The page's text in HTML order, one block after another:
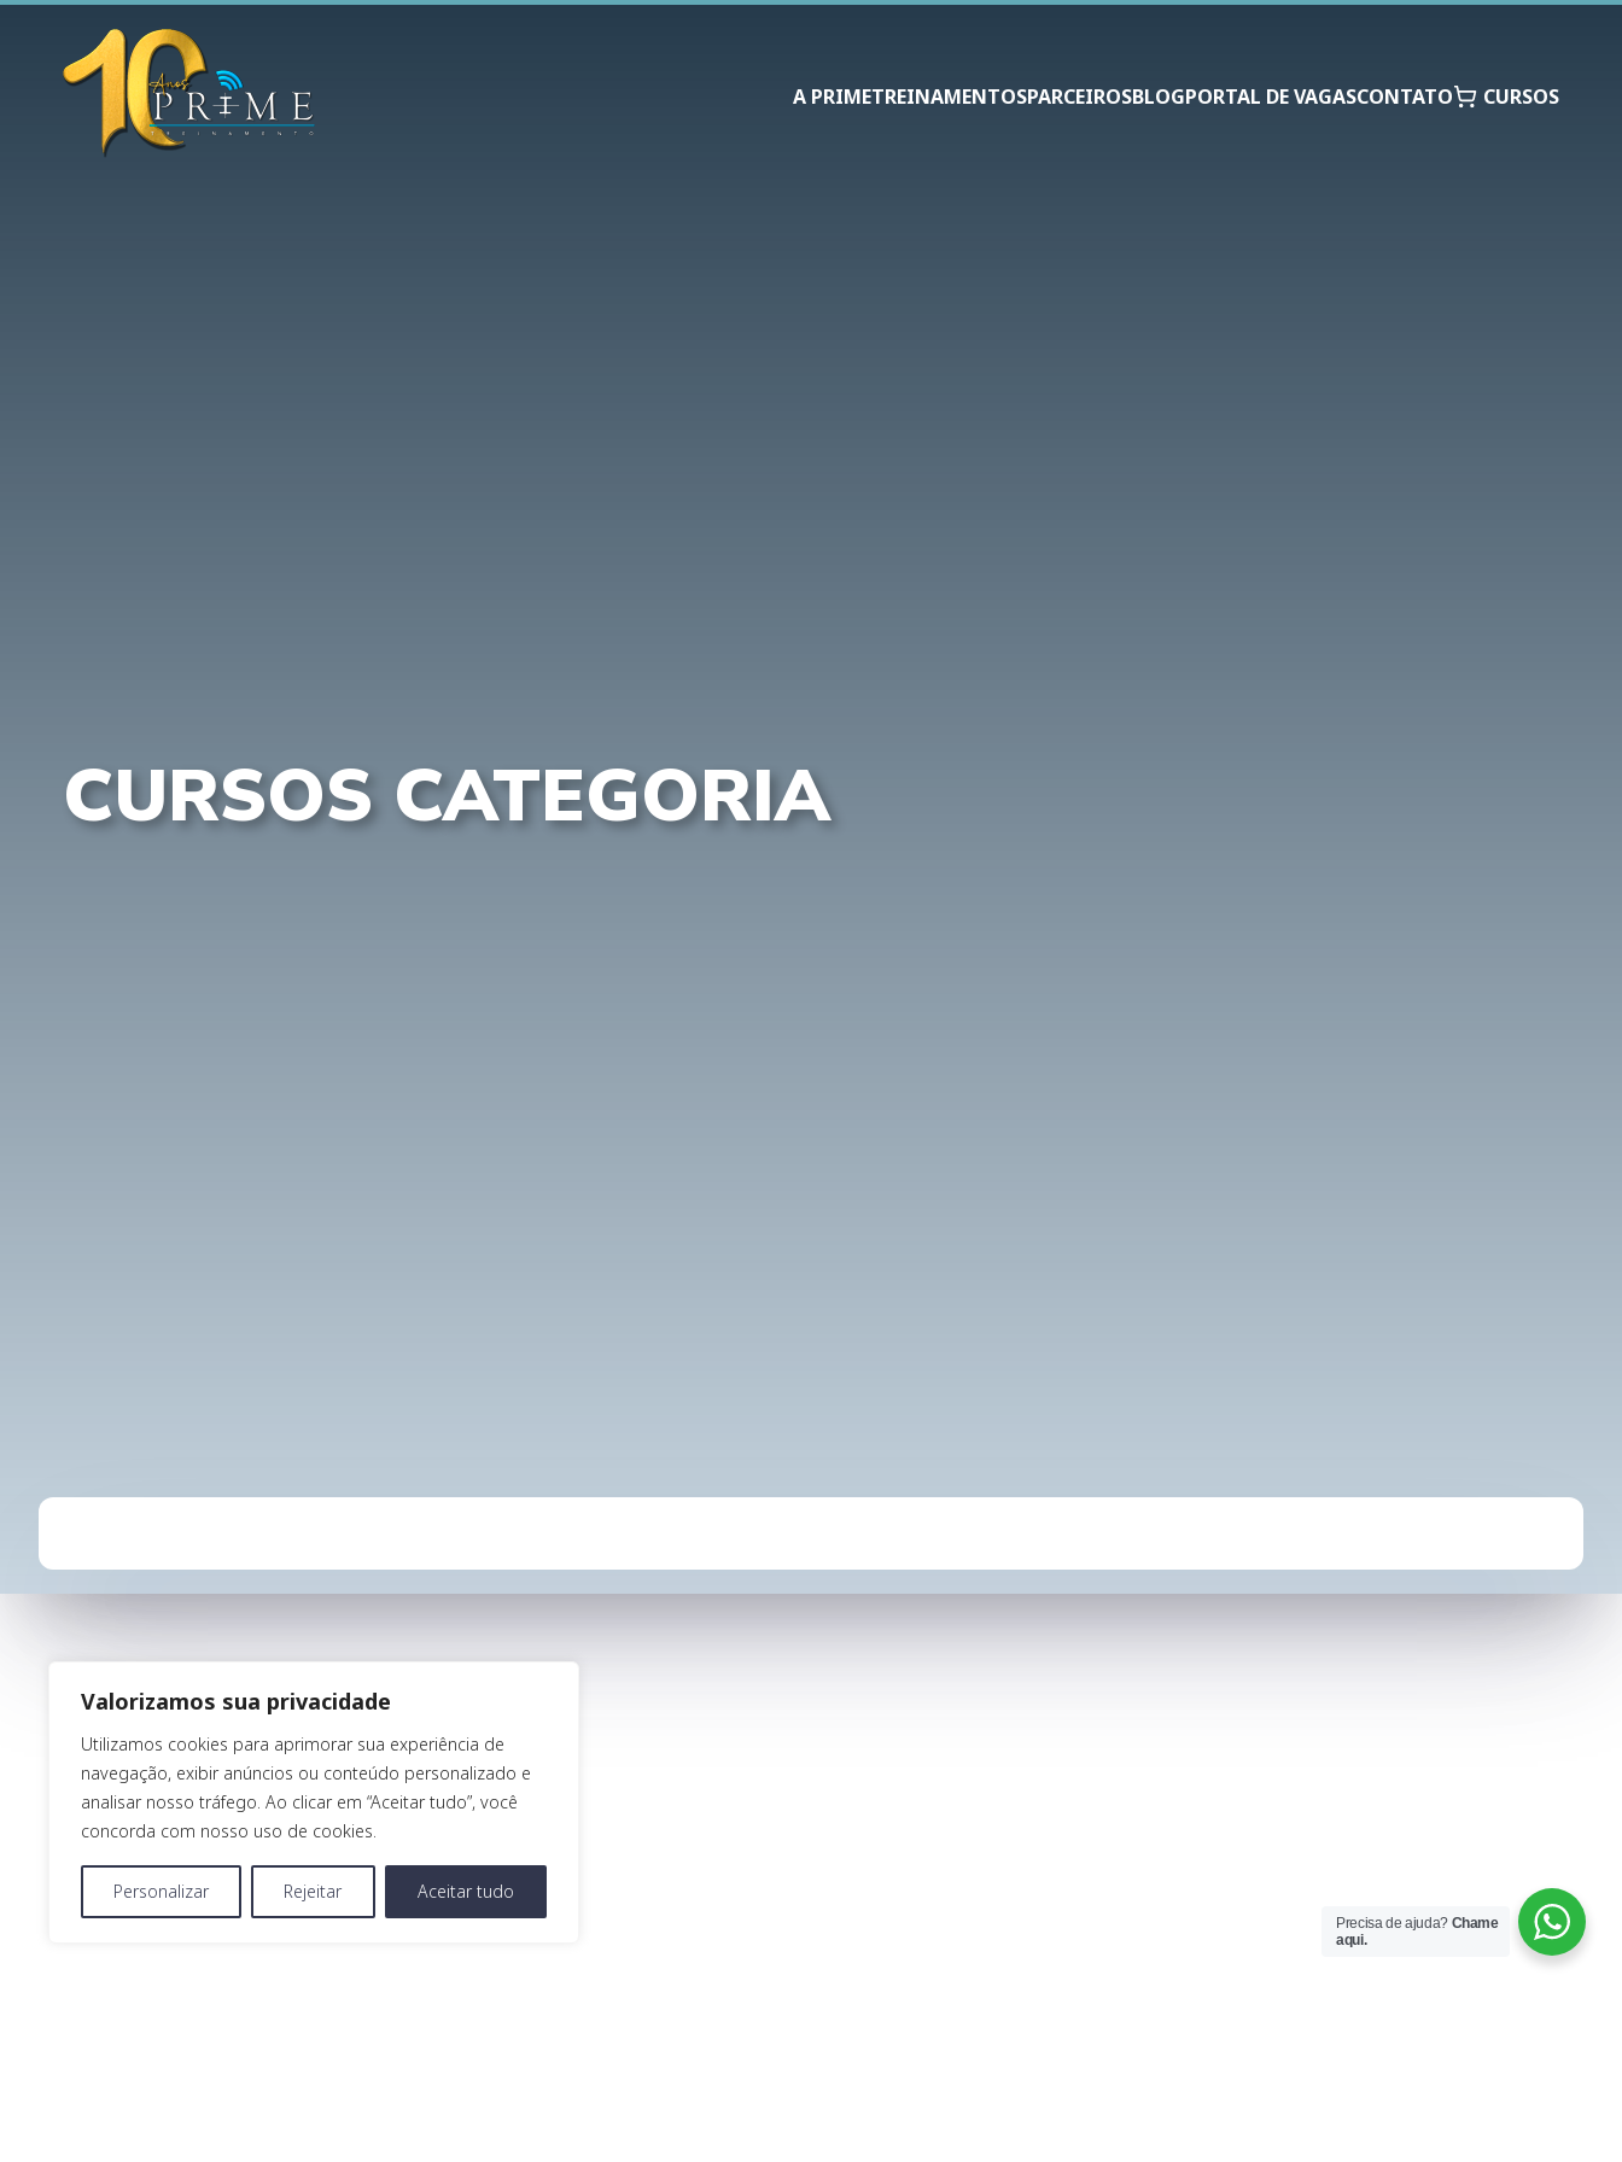
Valorizamos sua privacidade
Utilizamos cookies para aprimorar sua experiência de
navegação, exibir anúncios ou conteúdo personalizado e
analisar nosso tráfego. Ao clicar em “Aceitar tudo”, você
concorda com nosso uso de cookies.
Personalizar Rejeitar Aceitar tudo
A PRIMETREINAMENTOSPARCEIROSBLOGPORTAL DE VAGASCONTATO CURSOS
CURSOS CATEGORIA
Precisa de ajuda? Chame
aqui.